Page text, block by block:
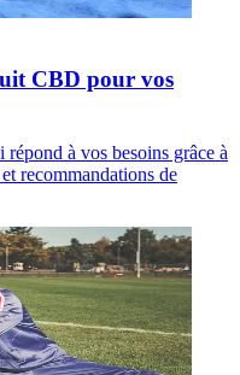
CBD pour vos
à vos besoins grâce à
recommandations de